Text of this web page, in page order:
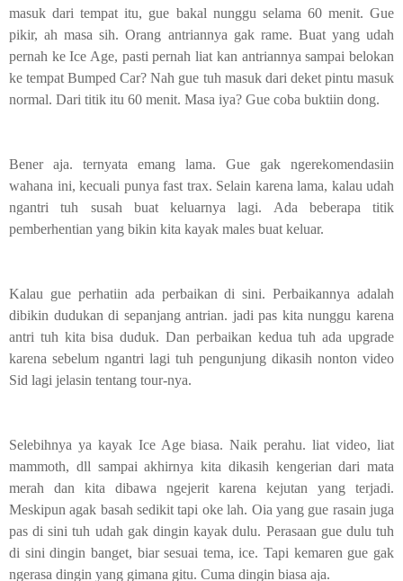
masuk dari tempat itu, gue bakal nunggu selama 60 menit. Gue
pikir, ah masa sih. Orang antriannya gak rame. Buat yang udah
pernah ke Ice Age, pasti pernah liat kan antriannya sampai belokan
ke tempat Bumped Car? Nah gue tuh masuk dari deket pintu masuk
normal. Dari titik itu 60 menit. Masa iya? Gue coba buktiin dong.
Bener aja. ternyata emang lama. Gue gak ngerekomendasiin
wahana ini, kecuali punya fast trax. Selain karena lama, kalau udah
ngantri tuh susah buat keluarnya lagi. Ada beberapa titik
pemberhentian yang bikin kita kayak males buat keluar.
Kalau gue perhatiin ada perbaikan di sini. Perbaikannya adalah
dibikin dudukan di sepanjang antrian. jadi pas kita nunggu karena
antri tuh kita bisa duduk. Dan perbaikan kedua tuh ada upgrade
karena sebelum ngantri lagi tuh pengunjung dikasih nonton video
Sid lagi jelasin tentang tour-nya.
Selebihnya ya kayak Ice Age biasa. Naik perahu. liat video, liat
mammoth, dll sampai akhirnya kita dikasih kengerian dari mata
merah dan kita dibawa ngejerit karena kejutan yang terjadi.
Meskipun agak basah sedikit tapi oke lah. Oia yang gue rasain juga
pas di sini tuh udah gak dingin kayak dulu. Perasaan gue dulu tuh
di sini dingin banget, biar sesuai tema, ice. Tapi kemaren gue gak
ngerasa dingin yang gimana gitu. Cuma dingin biasa aja.